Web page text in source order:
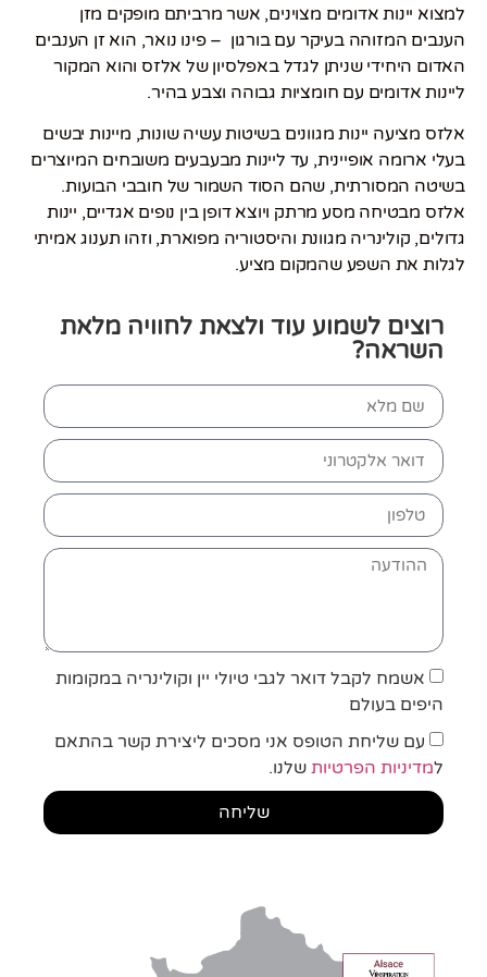
למצוא יינות אדומים מצוינים, אשר מרביתם מופקים מזן
הענבים המזוהה בעיקר עם בורגון – פינו נואר, הוא זן הענבים
האדום היחידי שניתן לגדל באפלסיון של אלזס והוא המקור
ליינות אדומים עם חומציות גבוהה וצבע בהיר.
אלזס מציעה יינות מגוונים בשיטות עשיה שונות, מיינות יבשים
בעלי ארומה אופיינית, עד ליינות מבעבעים משובחים המיוצרים
בשיטה המסורתית, שהם הסוד השמור של חובבי הבועות.
אלזס מבטיחה מסע מרתק ויוצא דופן בין נופים אגדיים, יינות
גדולים, קולינריה מגוונת והיסטוריה מפוארת, וזהו תענוג אמיתי
לגלות את השפע שהמקום מציע.
רוצים לשמוע עוד ולצאת לחוויה מלאת
השראה?
אשמח לקבל דואר לגבי טיולי יין וקולינריה במקומות
היפים בעולם
עם שליחת הטופס אני מסכים ליצירת קשר בהתאם
למדיניות הפרטיות שלנו.
שליחה